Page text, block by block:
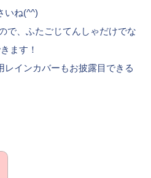
いね(^^)
で、ふたごじてんしゃだけでな
ます！
レインカバーもお披露目できる